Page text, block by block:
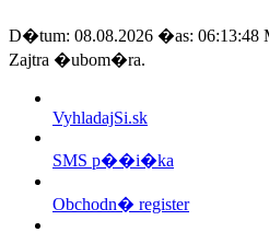
D�tum: 08.08.2026 �as: 06:13:48
Zajtra �ubom�ra.
VyhladajSi.sk
SMS p��i�ka
Obchodn� register